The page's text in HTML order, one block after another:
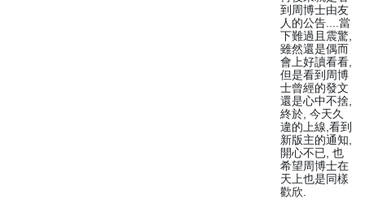
到周博士由友
人的公告....當
下難過且震驚,
雖然還是偶而
會上好讀看看,
但是看到周博
士曾經的發文
還是心中不捨,
終於, 今天久
違的上線,看到
新版主的通知,
開心不已, 也
希望周博士在
天上也是同樣
歡欣.